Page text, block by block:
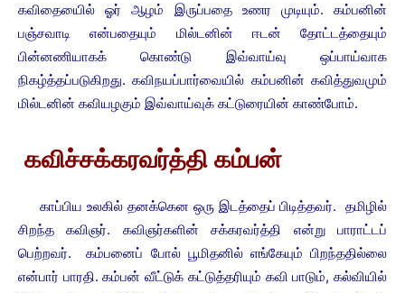
கவிதையைில் ஓர் ஆழம் இருப்பதை உணர முடியும். கம்பனின்
பஞ்சவாடி என்பதையும் மில்டனின் ஈடன் தோட்டத்தையும்
பின்னணியாகக் கொண்டு இவ்வாய்வு ஒப்பாய்வாக
நிகழ்த்தப்படுகிறது. கவிநயப்பார்வையில் கம்பனின் கவித்துவமும்
மில்டனின் கவியழகும் இவ்வாய்வுக் கட்டுரையின் காண்போம்.
கவிச்சக்கரவர்த்தி கம்பன்
காப்பிய உலகில் தனக்கென ஒரு இடத்தைப் பிடித்தவர். தமிழில்
சிறந்த கவிஞர். கவிஞர்களின் சக்கரவர்த்தி என்று பாராட்டப்
பெற்றவர். கம்பனைப் போல் பூமிதனில் எங்கேயும் பிறந்ததில்லை
என்பார் பாரதி. கம்பன் வீட்டுக் கட்டுத்தரியும் கவி பாடும், கல்வியில்